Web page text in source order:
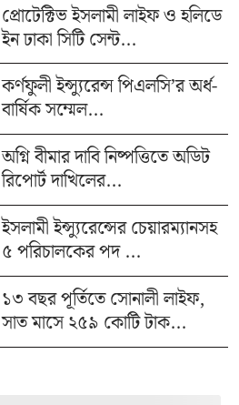
প্রোটেক্টিভ ইসলামী লাইফ ও হলিডে
ইন ঢাকা সিটি সেন্ট...
কর্ণফুলী ইন্স্যুরেন্স পিএলসি’র অর্ধ-
বার্ষিক সম্মেল...
অগ্নি বীমার দাবি নিষ্পত্তিতে অডিট
রিপোর্ট দাখিলের...
ইসলামী ইন্স্যুরেন্সের চেয়ারম্যানসহ
৫ পরিচালকের পদ ...
১৩ বছর পূর্তিতে সোনালী লাইফ,
সাত মাসে ২৫৯ কোটি টাক...